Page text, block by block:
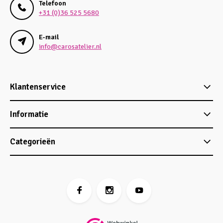
Telefoon
+31 (0)36 525 5680
E-mail
info@carosatelier.nl
Klantenservice
Informatie
Categorieën